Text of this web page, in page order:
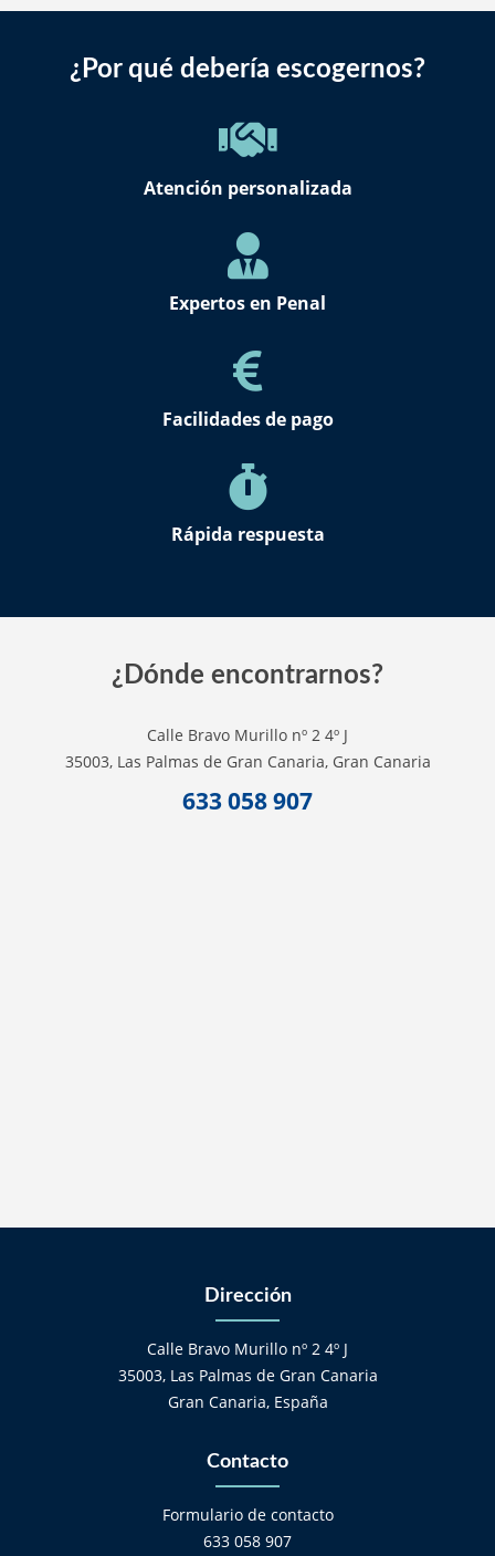
¿Por qué debería escogernos?
Atención personalizada
Expertos en Penal
Facilidades de pago
Rápida respuesta
¿Dónde encontrarnos?
Calle Bravo Murillo nº 2 4º J
35003, Las Palmas de Gran Canaria, Gran Canaria
633 058 907
Dirección
Calle Bravo Murillo nº 2 4º J
35003, Las Palmas de Gran Canaria
Gran Canaria, España
Contacto
Formulario de contacto
633 058 907